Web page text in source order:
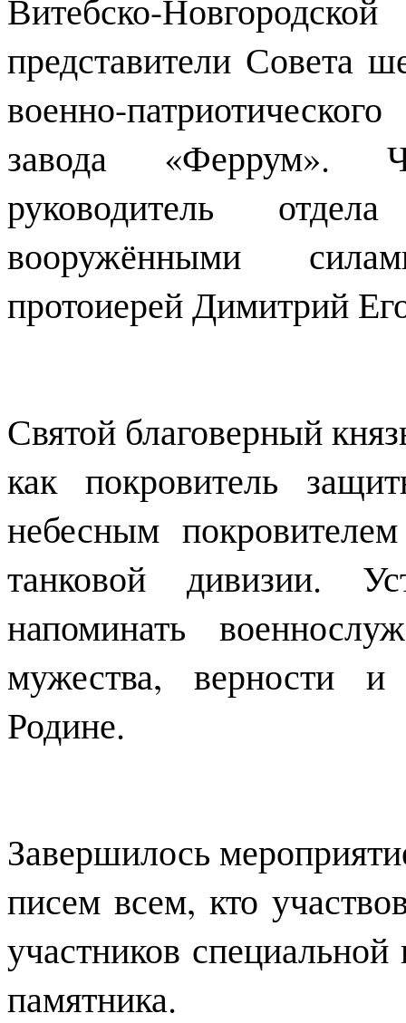
Витебско-
представители Совета
военно-
завода «Феррум».
руководитель
вооружёнными
протоиерей Димитрий
Святой благоверный
как покровитель
небесным
танковой дивизии.
напоминать
мужества, верности и
Родине.
Завершилось
писем всем, кто
участников
памятника.